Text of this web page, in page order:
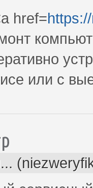
href=
или с